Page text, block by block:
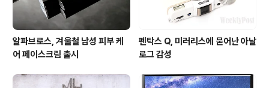
알파브로스, 겨울철 남성 피부 케
어 페이스크림 출시
펜탁스 Q, 미러리스에 묻어난 아날
로그 감성